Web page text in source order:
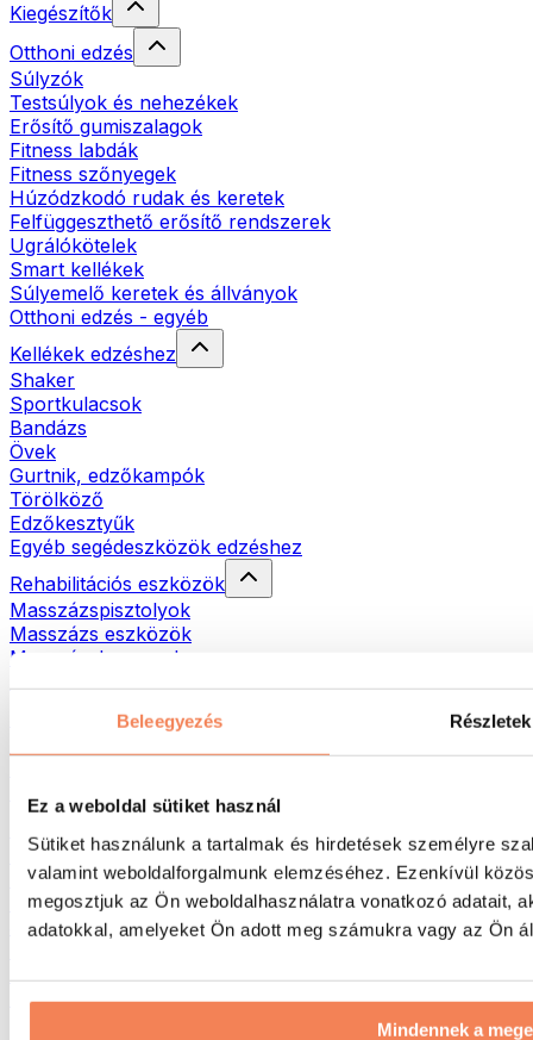
Beleegyezés Részletek
Ez a weboldal sütiket használ
Sütiket használunk a tartalmak és hirdetések személyre
valamint weboldalforgalmunk elemzéséhez. Ezenkívül
megosztjuk az Ön weboldalhasználatra vonatkozó adatait,
adatokkal, amelyeket Ön adott meg számukra vagy az Ön
Mindennek a
Kiegészítők
Otthoni edzés
Súlyzók
Testsúlyok és nehezékek
Erősítő gumiszalagok
Fitness labdák
Fitness szőnyegek
Húzódzkodó rudak és keretek
Felfüggeszthető erősítő rendszerek
Ugrálókötelek
Smart kellékek
Súlyemelő keretek és állványok
Otthoni edzés - egyéb
Kellékek edzéshez
Shaker
Sportkulacsok
Bandázs
Övek
Gurtnik, edzőkampók
Törölköző
Edzőkesztyűk
Egyéb segédeszközök edzéshez
Rehabilitációs eszközök
Masszázspisztolyok
Masszázs eszközök
Masszázshengerek
Táskák & hátizsákok
Hátizsákok
Futás
Küzdősportok
Kerékpározás
Jóga és pilates
Úszás
Túrázás